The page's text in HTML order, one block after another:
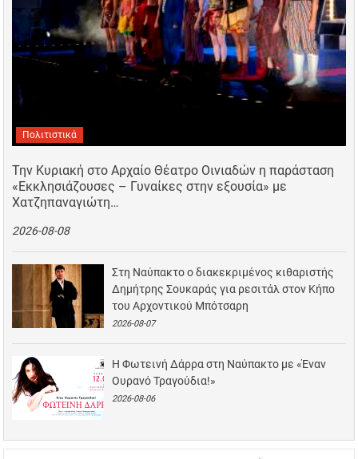
Πολιτιστικά
Την Κυριακή στο Αρχαίο Θέατρο Οινιαδών η παράσταση
«Εκκλησιάζουσες – Γυναίκες στην εξουσία» με
Χατζηπαναγιώτη…
2026-08-08
Στη Ναύπακτο ο διακεκριμένος κιθαριστής
Δημήτρης Σουκαράς για ρεσιτάλ στον Κήπο
του Αρχοντικού Μπότσαρη
2026-08-07
Η Φωτεινή Δάρρα στη Ναύπακτο με «Έναν
Ουρανό Τραγούδια!»
2026-08-06